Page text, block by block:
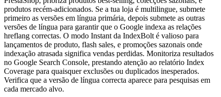
produtos recém-adicionados. Se a tua loja é multilingue, submete
primeiro as versões em língua primária, depois submete as outras
versões de língua para garantir que o Google indexa as relações
hreflang correctas. O modo Instant da IndexBolt é valioso para
lançamentos de produto, flash sales, e promoções sazonais onde
indexação atrasada significa vendas perdidas. Monitoriza resultados
no Google Search Console, prestando atenção ao relatório Index
Coverage para quaisquer exclusões ou duplicados inesperados.
Verifica que a versão de língua correcta aparece para pesquisas em
cada mercado alvo.